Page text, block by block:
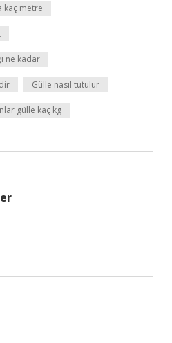
kaç metre
ne kadar
Gülle nasıl tutulur
gülle kaç kg